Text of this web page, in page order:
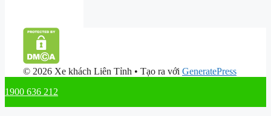
© 2026 Xe khách Liên Tỉnh • Tạo ra với GeneratePress
1900 636 212